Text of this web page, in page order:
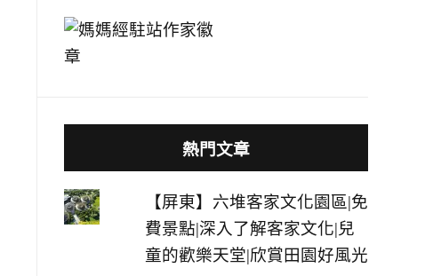
熱門文章
【屏東】六堆客家文化園區|免
費景點|深入了解客家文化|兒
童的歡樂天堂|欣賞田園好風光